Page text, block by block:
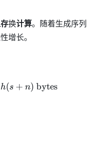
换计算。随着生成序列
增长。
Cache 显存} =
h(s + n) bytes